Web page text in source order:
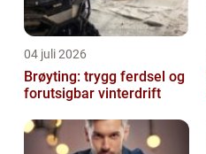
04 juli 2026
Brøyting: trygg ferdsel og
forutsigbar vinterdrift